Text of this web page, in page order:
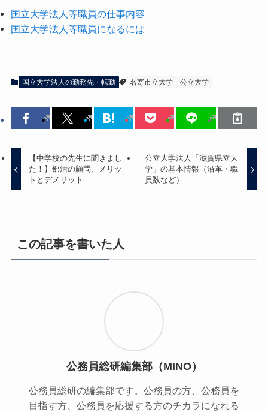
国立大学法人等職員の仕事内容
国立大学法人等職員になるには
国立大学法人の勤務先・転勤 名寄市立大学 公立大学
【中学校の先生に聞きまし
た！】部活の顧問、メリッ
トとデメリット
公立大学法人「滋賀県立大
学」の基本情報（沿革・職
員数など）
この記事を書いた人
公務員総研編集部（MINO）
公務員総研の編集部です。公務員の方、公務員を
目指す方、公務員を応援する方のチカラになれる